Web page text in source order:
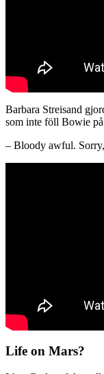
Barbara Streisand
som inte föll Bowie
– Bloody awful.
Life on Mars?